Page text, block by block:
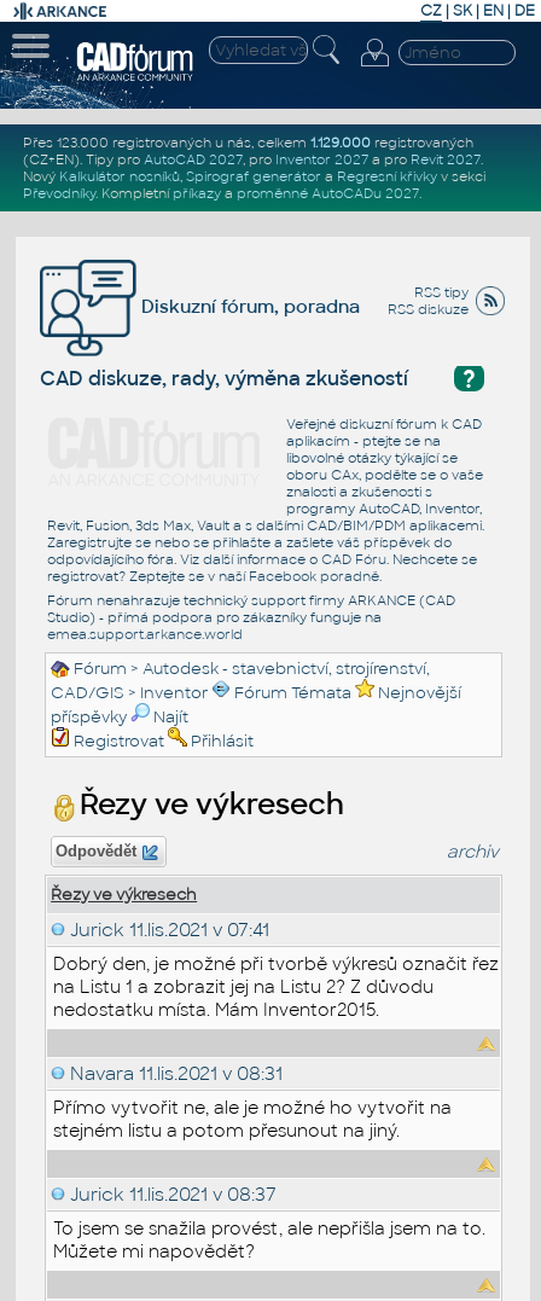
CZ | SK| EN | DE
Přes 123.000 registrovaných u nás, celkem 1.129.000registrovaných
(CZ+EN). Tipy pro AutoCAD 2027, pro Inventor 2027a pro Revit 2027.
Nový Kalkulátor nosníků, Spirograf generátor a Regresní křivkyv sekci
Převodníky. Kompletní příkazya proměnné AutoCADu 2027.
RSS tipy
RSS diskuze
Diskuzní fórum, poradna
?
CAD diskuze, rady, výměna zkušeností
Veřejné diskuzní fórum k CAD
aplikacím - ptejte se na
libovolné otázky týkající se
oboru CAx, podělte se o vaše
znalosti a zkušenosti s
programy AutoCAD, Inventor,
Revit, Fusion, 3ds Max, Vault a s dalšími CAD/BIM/PDM aplikacemi.
Zaregistrujte se nebo se přihlašte a zašlete váš příspěvek do
odpovídajícího fóra. Viz další informace o CAD Fóru. Nechcete se
registrovat? Zeptejte se v naší Facebook poradně.
Fórum nenahrazuje technický support firmy ARKANCE (CAD
Studio) - přímá podpora pro zákazníky funguje na
emea.support.arkance.world
Fórum >Autodesk - stavebnictví, strojírenství,
CAD/GIS > Inventor Fórum Témata
Nejnovější
příspěvky
Najít
Registrovat
Přihlásit
Řezy ve výkresech
Odpovědět archiv
Řezy ve výkresech
Jurick 11.lis.2021 v 07:41
Dobrý den, je možné při tvorbě výkresů označit řez
na Listu 1 a zobrazit jej na Listu 2? Z důvodu
nedostatku místa. Mám Inventor2015.
Navara 11.lis.2021 v 08:31
Přímo vytvořit ne, ale je možné ho vytvořit na
stejném listu a potom přesunout na jiný.
Jurick 11.lis.2021 v 08:37
To jsem se snažila provést, ale nepřišla jsem na to.
Můžete mi napovědět?